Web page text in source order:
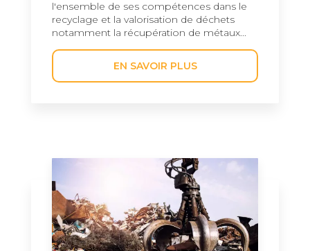
l'ensemble de ses compétences dans le
recyclage et la valorisation de déchets
notamment la récupération de métaux...
EN SAVOIR PLUS